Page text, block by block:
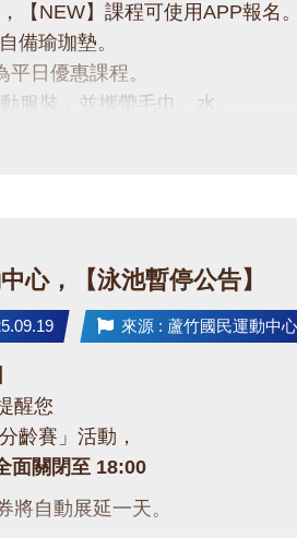
【NEW】課程可使用APP報名。
備瑜珈墊。
日優惠課程。
服裝，並攜帶毛巾、水。
心，【泳池暫停公告】
來源 : 蘆竹國民運動中心
醒您
齡賽」活動，
面關閉至 18:00
自動展延一天。